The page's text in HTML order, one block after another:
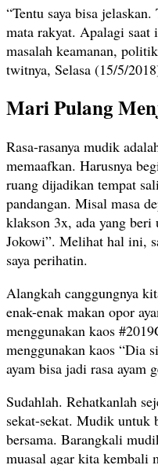
“Tentu saya bisa
mata rakyat. Apalagi saat
masalah keamanan,
twitnya, Selasa (15/5/
Mari Pulang
Rasa-rasanya mudik
memaafkan. Harusnya
ruang dijadikan tempat
pandangan. Misal masa
klakson 3x, ada yang beri
Jokowi”. Melihat hal ini,
saya perihatin.
Alangkah canggungnya
enak-enak makan opor
menggunakan kaos
menggunakan kaos “Dia
ayam bisa jadi rasa ayam
Sudahlah. Rehatkanlah
sekat-sekat. Mudik untuk
bersama. Barangkali
muasal agar kita kembali